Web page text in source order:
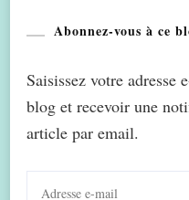
Abonnez-vous à ce
Saisissez votre adresse
blog et recevoir une
article par email.